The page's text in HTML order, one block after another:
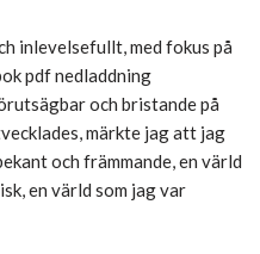
inlevelsefullt, med fokus på
pdf nedladdning
och bristande på
märkte jag att jag
och främmande, en värld
en värld som jag var